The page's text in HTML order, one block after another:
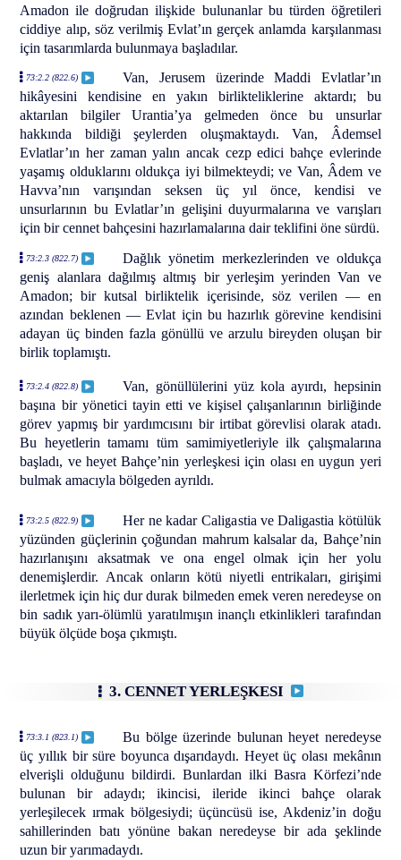
Amadon ile doğrudan ilişkide bulunanlar bu türden öğretileri
ciddiye alıp, söz verilmiş Evlat’ın gerçek anlamda karşılanması
için tasarımlarda bulunmaya başladılar.
73:2.2 (822.6)
Van, Jerusem üzerinde Maddi Evlatlar’ın
hikâyesini kendisine en yakın birlikteliklerine aktardı; bu
aktarılan bilgiler Urantia’ya gelmeden önce bu unsurlar
hakkında bildiği şeylerden oluşmaktaydı. Van, Âdemsel
Evlatlar’ın her zaman yalın ancak cezp edici bahçe evlerinde
yaşamış olduklarını oldukça iyi bilmekteydi; ve Van, Âdem ve
Havva’nın varışından seksen üç yıl önce, kendisi ve
unsurlarının bu Evlatlar’ın gelişini duyurmalarına ve varışları
için bir cennet bahçesini hazırlamalarına dair teklifini öne sürdü.
73:2.3 (822.7)
Dağlık yönetim merkezlerinden ve oldukça
geniş alanlara dağılmış altmış bir yerleşim yerinden Van ve
Amadon; bir kutsal birliktelik içerisinde, söz verilen — en
azından beklenen — Evlat için bu hazırlık görevine kendisini
adayan üç binden fazla gönüllü ve arzulu bireyden oluşan bir
birlik toplamıştı.
73:2.4 (822.8)
Van, gönüllülerini yüz kola ayırdı, hepsinin
başına bir yönetici tayin etti ve kişisel çalışanlarının birliğinde
görev yapmış bir yardımcısını bir irtibat görevlisi olarak atadı.
Bu heyetlerin tamamı tüm samimiyetleriyle ilk çalışmalarına
başladı, ve heyet Bahçe’nin yerleşkesi için olası en uygun yeri
bulmak amacıyla bölgeden ayrıldı.
73:2.5 (822.9)
Her ne kadar Caligastia ve Daligastia kötülük
yüzünden güçlerinin çoğundan mahrum kalsalar da, Bahçe’nin
hazırlanışını aksatmak ve ona engel olmak için her yolu
denemişlerdir. Ancak onların kötü niyetli entrikaları, girişimi
ilerletmek için hiç dur durak bilmeden emek veren neredeyse on
bin sadık yarı-ölümlü yaratılmışın inançlı etkinlikleri tarafından
büyük ölçüde boşa çıkmıştı.
3. CENNET YERLEŞKESI
73:3.1 (823.1)
Bu bölge üzerinde bulunan heyet neredeyse
üç yıllık bir süre boyunca dışarıdaydı. Heyet üç olası mekânın
elverişli olduğunu bildirdi. Bunlardan ilki Basra Körfezi’nde
bulunan bir adaydı; ikincisi, ileride ikinci bahçe olarak
yerleşilecek ırmak bölgesiydi; üçüncüsü ise, Akdeniz’in doğu
sahillerinden batı yönüne bakan neredeyse bir ada şeklinde
uzun bir yarımadaydı.